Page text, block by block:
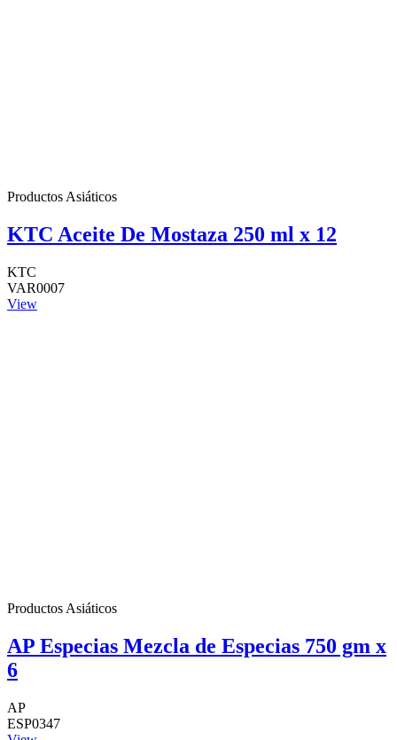
Productos Asiáticos
KTC Aceite De Mostaza 250 ml x 12
KTC
VAR0007
View
Productos Asiáticos
AP Especias Mezcla de Especias 750 gm x
6
AP
ESP0347